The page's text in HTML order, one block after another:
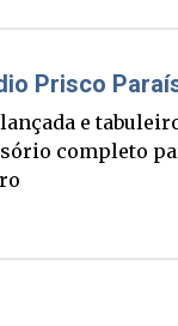
Fabiano
Ponte
palanque